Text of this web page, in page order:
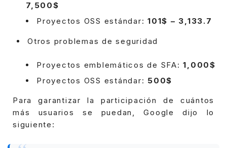
7,500$
Proyectos OSS estándar: 101$ – 3,133.7
Otros problemas de seguridad
Proyectos emblemáticos de SFA:1,000$
Proyectos OSS estándar: 500$
Para garantizar la participación de cuántos
más usuarios se puedan, Google dijo lo
siguiente: